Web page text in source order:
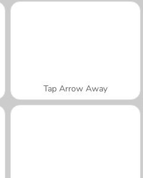
Tap Arrow Away